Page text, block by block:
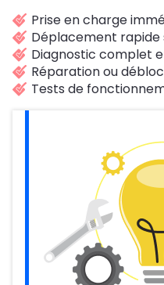
Prise en charge
Déplacement rapide
Diagnostic complet
Réparation ou
Tests de